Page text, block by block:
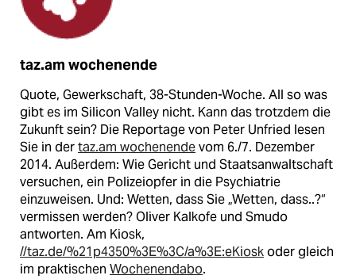
taz.am wochenende
Quote, Gewerkschaft, 38-Stunden-Woche. All so was
gibt es im Silicon Valley nicht. Kann das trotzdem die
Zukunft sein? Die Reportage von Peter Unfried lesen
Sie in dertaz.am wochenendevom 6./7. Dezember
2014. Außerdem: Wie Gericht und Staatsanwaltschaft
versuchen, ein Polizeiopfer in die Psychiatrie
einzuweisen. Und: Wetten, dass Sie „Wetten, dass..?“
vermissen werden? Oliver Kalkofe und Smudo
antworten. Am Kiosk,
//taz.de/%21p4350%3E%3C/a%3E:eKioskoder gleich
im praktischen Wochenendabo.